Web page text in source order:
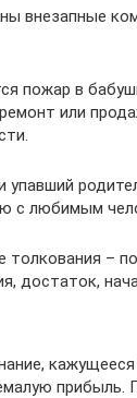
внезапные
пожар в
или
упавший
с любимым
толкования –
достаток,
прибыль.